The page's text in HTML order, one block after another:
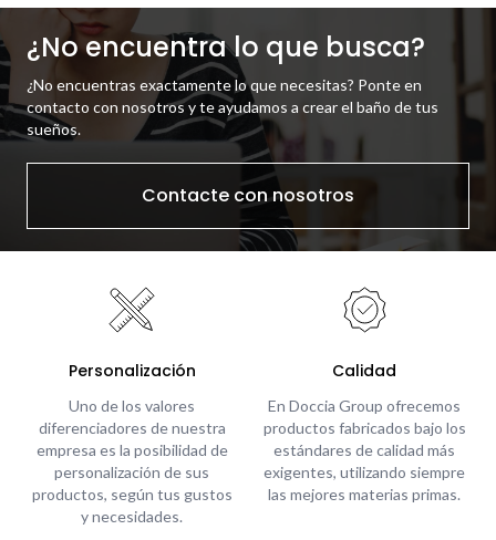
¿No encuentra lo que busca?
¿No encuentras exactamente lo que necesitas? Ponte en
contacto con nosotros y te ayudamos a crear el baño de tus
sueños.
Contacte con nosotros
Personalización
Uno de los valores
diferenciadores de nuestra
empresa es la posibilidad de
personalización de sus
productos, según tus gustos
y necesidades.
Calidad
En Doccia Group ofrecemos
productos fabricados bajo los
estándares de calidad más
exigentes, utilizando siempre
las mejores materias primas.